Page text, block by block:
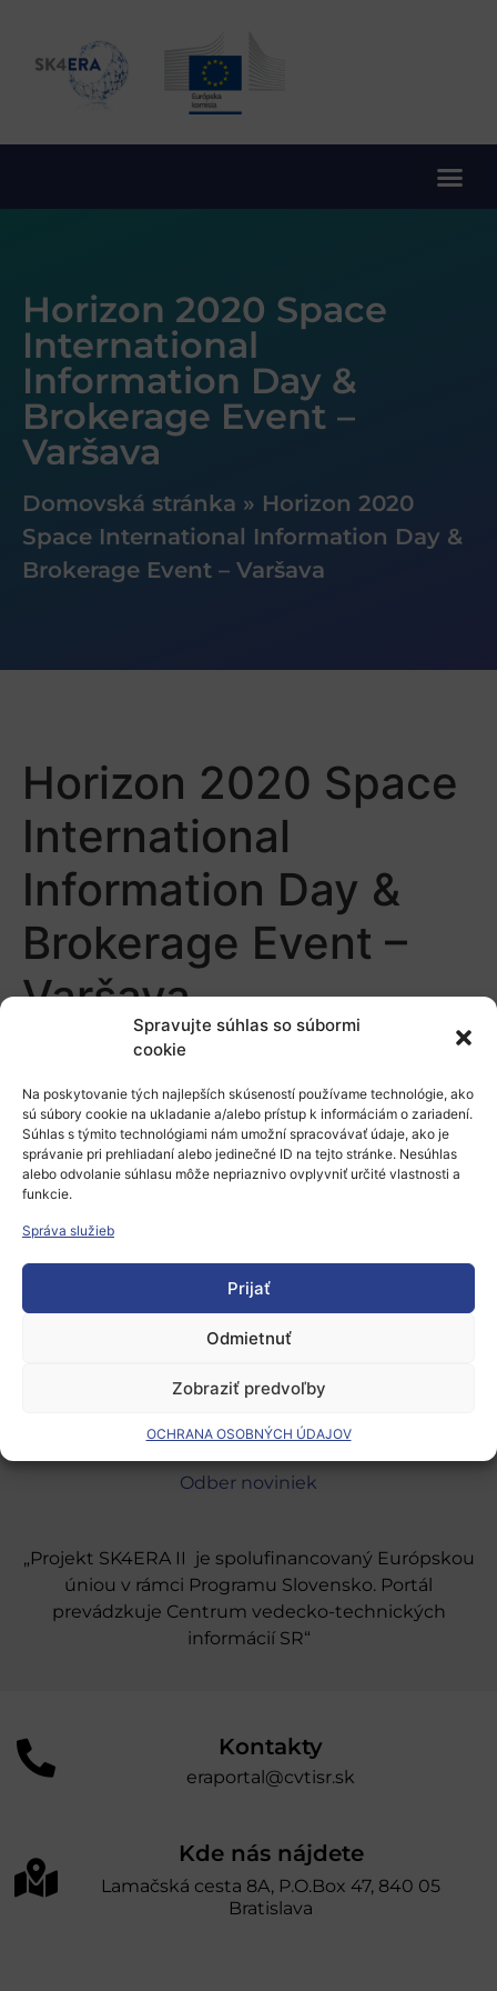
Spravujte súhlas so súbormi
cookie
Na poskytovanie tých najlepších skúseností používame technológie, ako
sú súbory cookie na ukladanie a/alebo prístup k informáciám o zariadení.
Súhlas s týmito technológiami nám umožní spracovávať údaje, ako je
správanie pri prehliadaní alebo jedinečné ID na tejto stránke. Nesúhlas
alebo odvolanie súhlasu môže nepriaznivo ovplyvniť určité vlastnosti a
funkcie.
Správa služieb
Prijať
Odmietnuť
Zobraziť predvoľby
OCHRANA OSOBNÝCH ÚDAJOV
Horizon 2020 Space
International
Information Day &
Brokerage Event –
Varšava
Domovská stránka » Horizon 2020
Space International Information Day &
Brokerage Event – Varšava
Horizon 2020 Space
International
Information Day &
Brokerage Event –
Varšava
Pridaj komentár
Prepáčte, ale pred zanechaním komentára sa musíte
prihlásiť.
Európsky výskumný priestor
Podporné schémy a služby
Grantové programy pre výskum
Odber noviniek
„Projekt SK4ERA II je spolufinancovaný Európskou
úniou v rámci Programu Slovensko. Portál
prevádzkuje Centrum vedecko-technických
informácií SR“
Kontakty
eraportal@cvtisr.sk
Kde nás nájdete
Lamačská cesta 8A, P.O.Box 47, 840 05
Bratislava